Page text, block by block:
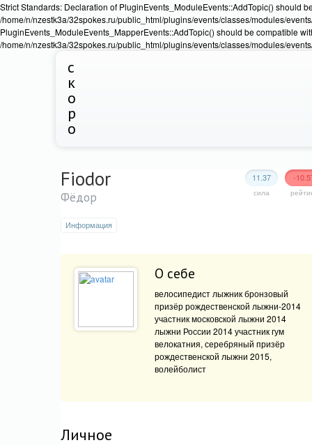
Strict Standards: Declaration of PluginEvents_ModuleEvents::AddTopic() should
/home/n/nzestk3a/32spokes.ru/public_html/plugins/events/classes/modules/
PluginEvents_ModuleEvents_MapperEvents::AddTopic() should be compatible
/home/n/nzestk3a/32spokes.ru/public_html/plugins/events/classes/modules/
с
к
о
р
о
-
11.37
сила
Fiodor
Фёдор
Информация
О себе
велосипедист лыжник бронзовый
призёр рождественской лыжни-2014
участник московской лыжни 2014
лыжни России 2014 участник гум
велокатния, серебряный призёр
рождественской лыжни 2015,
волейболист
Личное